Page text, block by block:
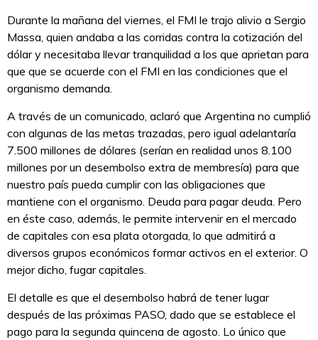
Durante la mañana del viernes, el FMI le trajo alivio a Sergio
Massa, quien andaba a las corridas contra la cotización del
dólar y necesitaba llevar tranquilidad a los que aprietan para
que que se acuerde con el FMI en las condiciones que el
organismo demanda.
A través de un comunicado, aclaró que Argentina no cumplió
con algunas de las metas trazadas, pero igual adelantaría
7.500 millones de dólares (serían en realidad unos 8.100
millones por un desembolso extra de membresía) para que
nuestro país pueda cumplir con las obligaciones que
mantiene con el organismo. Deuda para pagar deuda. Pero
en éste caso, además, le permite intervenir en el mercado
de capitales con esa plata otorgada, lo que admitirá a
diversos grupos económicos formar activos en el exterior. O
mejor dicho, fugar capitales.
El detalle es que el desembolso habrá de tener lugar
después de las próximas PASO, dado que se establece el
pago para la segunda quincena de agosto. Lo único que